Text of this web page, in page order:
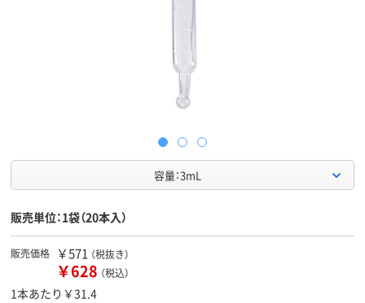
容量：3mL
販売単位：1袋（20本入）
販売価格 ￥571 （税抜き）
￥628 （税込）
1本あたり￥31.4